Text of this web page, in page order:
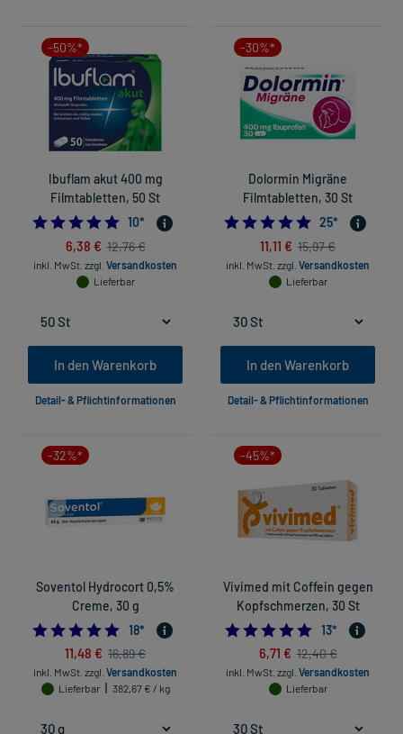
-50%*
Ibuflam akut 400 mg
Filmtabletten, 50 St
5.0
10*
6,38 € 12,76 €
inkl. MwSt. zzgl. Versandkosten
Lieferbar
In den Warenkorb
Detail- & Pflichtinformationen
-30%*
Dolormin Migräne
Filmtabletten, 30 St
4.92
25*
11,11 € 15,97 €
inkl. MwSt. zzgl. Versandkosten
Lieferbar
In den Warenkorb
Detail- & Pflichtinformationen
-32%*
Soventol Hydrocort 0,5%
Creme, 30 g
5.0
18*
11,48 € 16,89 €
inkl. MwSt. zzgl. Versandkosten
Lieferbar
382,67 € / kg
-45%*
Vivimed mit Coffein gegen
Kopfschmerzen, 30 St
5.0
13*
6,71 € 12,40 €
inkl. MwSt. zzgl. Versandkosten
Lieferbar